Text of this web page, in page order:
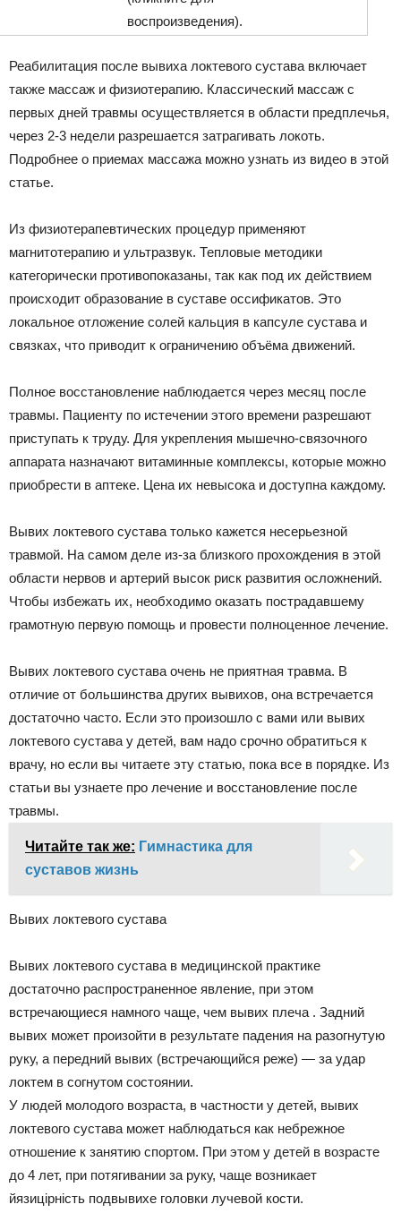
воспроизведения).
Реабилитация после вывиха локтевого сустава включает
также массаж и физиотерапию. Классический массаж с
первых дней травмы осуществляется в области предплечья,
через 2-3 недели разрешается затрагивать локоть.
Подробнее о приемах массажа можно узнать из видео в этой
статье.
Из физиотерапевтических процедур применяют
магнитотерапию и ультразвук. Тепловые методики
категорически противопоказаны, так как под их действием
происходит образование в суставе оссификатов. Это
локальное отложение солей кальция в капсуле сустава и
связках, что приводит к ограничению объёма движений.
Полное восстановление наблюдается через месяц после
травмы. Пациенту по истечении этого времени разрешают
приступать к труду. Для укрепления мышечно-связочного
аппарата назначают витаминные комплексы, которые можно
приобрести в аптеке. Цена их невысока и доступна каждому.
Вывих локтевого сустава только кажется несерьезной
травмой. На самом деле из-за близкого прохождения в этой
области нервов и артерий высок риск развития осложнений.
Чтобы избежать их, необходимо оказать пострадавшему
грамотную первую помощь и провести полноценное лечение.
Вывих локтевого сустава очень не приятная травма. В
отличие от большинства других вывихов, она встречается
достаточно часто. Если это произошло с вами или вывих
локтевого сустава у детей, вам надо срочно обратиться к
врачу, но если вы читаете эту статью, пока все в порядке. Из
статьи вы узнаете про лечение и восстановление после
травмы.
Читайте так же: Гимнастика для
суставов жизнь
Вывих локтевого сустава
Вывих локтевого сустава в медицинской практике
достаточно распространенное явление, при этом
встречающиеся намного чаще, чем вывих плеча . Задний
вывих может произойти в результате падения на разогнутую
руку, а передний вывих (встречающийся реже) — за удар
локтем в согнутом состоянии.
У людей молодого возраста, в частности у детей, вывих
локтевого сустава может наблюдаться как небрежное
отношение к занятию спортом. При этом у детей в возрасте
до 4 лет, при потягивании за руку, чаще возникает
йязицірність подвывихе головки лучевой кости.